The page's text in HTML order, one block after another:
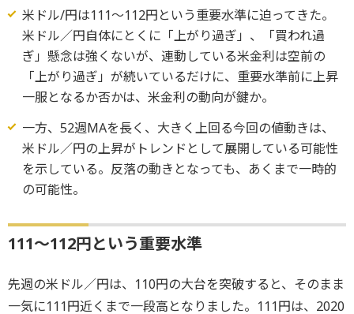
米ドル/円は111～112円という重要水準に迫ってきた。
米ドル／円自体にとくに「上がり過ぎ」、「買われ過
ぎ」懸念は強くないが、連動している米金利は空前の
「上がり過ぎ」が続いているだけに、重要水準前に上昇
一服となるか否かは、米金利の動向が鍵か。
一方、52週MAを長く、大きく上回る今回の値動きは、
米ドル／円の上昇がトレンドとして展開している可能性
を示している。反落の動きとなっても、あくまで一時的
の可能性。
111～112円という重要水準
先週の米ドル／円は、110円の大台を突破すると、そのまま
一気に111円近くまで一段高となりました。111円は、2020